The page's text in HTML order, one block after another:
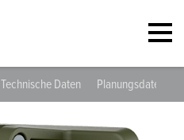
Technische Daten Planungsdaten &